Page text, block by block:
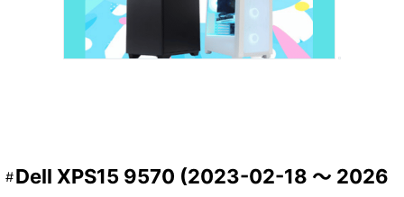
Dell XPS15 9570 (2023-02-18 ～ 2026